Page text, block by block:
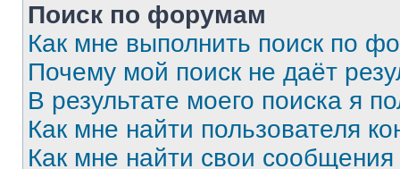
Поиск по форумам
Как мне выполнить поиск по
Почему мой поиск не даёт
В результате моего поиска я
Как мне найти пользователя
Как мне найти свои